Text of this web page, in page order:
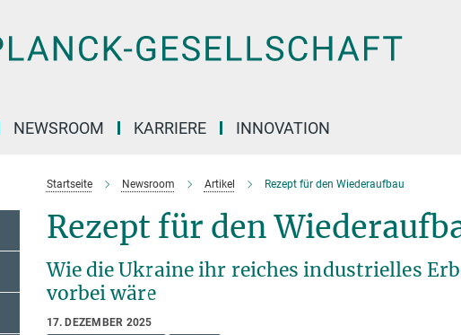
NEWSROOM KARRIERE INNOVATION
Startseite Newsroom Artikel Rezept für den Wiederaufbau
Rezept für den
Wie die Ukraine ihr reiches industrielles
vorbei wäre
17. DEZEMBER 2025